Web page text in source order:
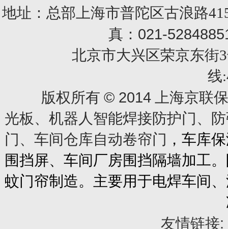
地址：总部上海市普陀区古浪路
真： 021-
北京市大兴区荣京东街3
线
版权所有 © 2014上海京联
光板、机器人智能焊接防护门、
门、车间仓库自动卷帘门 ，车库
围挡屏、车间厂房围挡隔墙加工
蚊门帘制造。主要用于电焊车间
友情链接: